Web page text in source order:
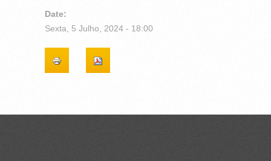
Date:
Sexta, 5 Julho, 2024 - 18:00